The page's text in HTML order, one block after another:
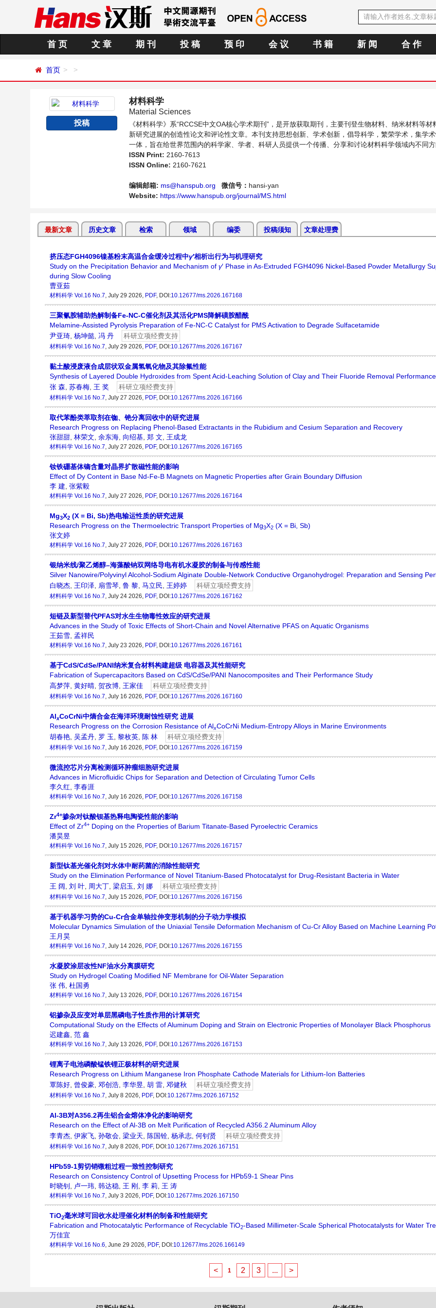
首 页 文 章 期 刊 投 稿 预 印 会 议 书 籍 新 闻 合 作
首页
投稿
材料科学
Material Sciences
《材料科学》系“RCCSE中文OA核心学术期刊”，是开放获取期刊，主要刊登生物材料、纳米材料等材
新研究进展的创造性论文和评论性文章。本刊支持思想创新、学术创新，倡导科学，繁荣学术，集学
一体，旨在给世界范围内的科学家、学者、科研人员提供一个传播、分享和讨论材料科学领域内不同方
的交流平台。
ISSN Print: 2160-7613
ISSN Online: 2160-7621
编辑邮箱: ms@hanspub.org 微信号： hansi-yan
Website: https://www.hanspub.org/journal/MS.html
最新文章 历史文章 检索 领域 编委 投稿须知 文章处理费
挤压态FGH4096镍基粉末高温合金缓冷过程中γ′相析出行为与机理研究
Study on the Precipitation Behavior and Mechanism of γ′ Phase in As‑Extruded FGH4096 Nickel‑Based Powder Metallurgy
during Slow Cooling
曹亚茹
材料科学 Vol.16 No.7, July 29 2026, PDF, DOI:10.12677/ms.2026.167168
三聚氰胺辅助热解制备Fe-NC-C催化剂及其活化PMS降解磺胺醋酰
Melamine-Assisted Pyrolysis Preparation of Fe-NC-C Catalyst for PMS Activation to Degrade Sulfacetamide
尹亚琦 杨坤懿 冯 丹 科研立项经费支持
材料科学 Vol.16 No.7, July 29 2026, PDF, DOI:10.12677/ms.2026.167167
黏土酸浸废液合成层状双金属氢氧化物及其除氟性能
Synthesis of Layered Double Hydroxides from Spent Acid-Leaching Solution of Clay and Their Fluoride Removal Performance
张 森 苏春梅 王 奖 科研立项经费支持
材料科学 Vol.16 No.7, July 27 2026, PDF, DOI:10.12677/ms.2026.167166
取代苯酚类萃取剂在铷、铯分离回收中的研究进展
Research Progress on Replacing Phenol-Based Extractants in the Rubidium and Cesium Separation and Recovery
张甜甜 林荣文 余东海 向绍基 郑 文 王成龙
材料科学 Vol.16 No.7, July 27 2026, PDF, DOI:10.12677/ms.2026.167165
钕铁硼基体镝含量对晶界扩散磁性能的影响
Effect of Dy Content in Base Nd-Fe-B Magnets on Magnetic Properties after Grain Boundary Diffusion
李 建 张紫毅
材料科学 Vol.16 No.7, July 27 2026, PDF, DOI:10.12677/ms.2026.167164
Mg3X2 (X = Bi, Sb)热电输运性质的研究进展
Research Progress on the Thermoelectric Transport Properties of Mg3X2 (X = Bi, Sb)
张文婷
材料科学 Vol.16 No.7, July 27 2026, PDF, DOI:10.12677/ms.2026.167163
银纳米线/聚乙烯醇–海藻酸钠双网络导电有机水凝胶的制备与传感性能
Silver Nanowire/Polyvinyl Alcohol-Sodium Alginate Double-Network Conductive Organohydrogel: Preparation and Sensing
白晓杰 王印泽 扇雪琴 鲁 黎 马立民 王婷婷 科研立项经费支持
材料科学 Vol.16 No.7, July 24 2026, PDF, DOI:10.12677/ms.2026.167162
短链及新型替代PFAS对水生生物毒性效应的研究进展
Advances in the Study of Toxic Effects of Short-Chain and Novel Alternative PFAS on Aquatic Organisms
王茹雪 孟祥民
材料科学 Vol.16 No.7, July 23 2026, PDF, DOI:10.12677/ms.2026.167161
基于CdS/CdSe/PANI纳米复合材料构建超级 电容器及其性能研究
Fabrication of Supercapacitors Based on CdS/CdSe/PANI Nanocomposites and Their Performance Study
高梦萍 黄好晴 贺孜博 王家佳 科研立项经费支持
材料科学 Vol.16 No.7, July 16 2026, PDF, DOI:10.12677/ms.2026.167160
AlxCoCrNi中熵合金在海洋环境耐蚀性研究 进展
Research Progress on the Corrosion Resistance of AlxCoCrNi Medium-Entropy Alloys in Marine Environments
胡春艳 吴孟丹 罗 玉 黎枚英 陈 林 科研立项经费支持
材料科学 Vol.16 No.7, July 16 2026, PDF, DOI:10.12677/ms.2026.167159
微流控芯片分离检测循环肿瘤细胞研究进展
Advances in Microfluidic Chips for Separation and Detection of Circulating Tumor Cells
李久红 李春涯
材料科学 Vol.16 No.7, July 16 2026, PDF, DOI:10.12677/ms.2026.167158
Zr4+掺杂对钛酸钡基热释电陶瓷性能的影响
Effect of Zr4+ Doping on the Properties of Barium Titanate-Based Pyroelectric Ceramics
潘昊昱
材料科学 Vol.16 No.7, July 15 2026, PDF, DOI:10.12677/ms.2026.167157
新型钛基光催化剂对水体中耐药菌的消除性能研究
Study on the Elimination Performance of Novel Titanium-Based Photocatalyst for Drug-Resistant Bacteria in Water
王 阔 刘 叶 周大丁 梁启玉 刘 娜 科研立项经费支持
材料科学 Vol.16 No.7, July 15 2026, PDF, DOI:10.12677/ms.2026.167156
基于机器学习势的Cu-Cr合金单轴拉伸变形机制的分子动力学模拟
Molecular Dynamics Simulation of the Uniaxial Tensile Deformation Mechanism of Cu-Cr Alloy Based on Machine Learning
王月昊
材料科学 Vol.16 No.7, July 14 2026, PDF, DOI:10.12677/ms.2026.167155
水凝胶涂层改性NF油水分离膜研究
Study on Hydrogel Coating Modified NF Membrane for Oil-Water Separation
张 伟 杜国勇
材料科学 Vol.16 No.7, July 13 2026, PDF, DOI:10.12677/ms.2026.167154
铝掺杂及应变对单层黑磷电子性质作用的计算研究
Computational Study on the Effects of Aluminum Doping and Strain on Electronic Properties of Monolayer Black Phosphorus
迟建鑫 范 鑫
材料科学 Vol.16 No.7, July 13 2026, PDF, DOI:10.12677/ms.2026.167153
锂离子电池磷酸锰铁锂正极材料的研究进展
Research Progress on Lithium Manganese Iron Phosphate Cathode Materials for Lithium-Ion Batteries
覃陈好 曾俊豪 邓创浩 李华昱 胡 雷 邓健秋 科研立项经费支持
材料科学 Vol.16 No.7, July 8 2026, PDF, DOI:10.12677/ms.2026.167152
Al-3B对A356.2再生铝合金熔体净化的影响研究
Research on the Effect of Al-3B on Melt Purification of Recycled A356.2 Aluminum Alloy
李青杰 伊家飞 孙敬会 梁业天 陈国铨 杨承志 何钊贤 科研立项经费支持
材料科学 Vol.16 No.7, July 8 2026, PDF, DOI:10.12677/ms.2026.167151
HPb59-1剪切销镦粗过程一致性控制研究
Research on Consistency Control of Upsetting Process for HPb59-1 Shear Pins
时晓钊
卢一玮 韩达稳 王 刚 李 莉 王 涛
材料科学 Vol.16 No.7, July 3 2026, PDF, DOI:10.12677/ms.2026.167150
TiO2毫米球可回收水处理催化材料的制备和性能研究
Fabrication and Photocatalytic Performance of Recyclable TiO2-Based Millimeter-Scale Spherical Photocatalysts for Water
万佳宜
材料科学 Vol.16 No.6, June 29 2026, PDF, DOI:10.12677/ms.2026.166149
< 1 2 3 ... >